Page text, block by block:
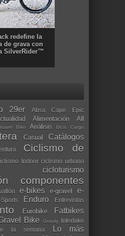
redefine la
de grava con
SilverRider™
29er Absa Cape Epic
Alimentación
All
Bike Análisis Bicis Cargo
Casual Catálogos
Ciclismo de
Indoor ciclismo urbano
cicloturismo
componentes
e-bikes e-gravel
e-
Enduro Entrevistas
Eurobike Fatbikes
Bike Gravity Interbike
la semana
Lo más